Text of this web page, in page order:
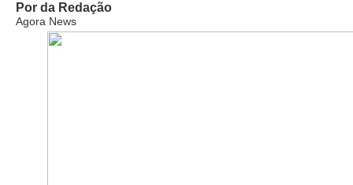
Por da Redação
Agora News